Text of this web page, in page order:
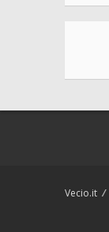
Vecio.it